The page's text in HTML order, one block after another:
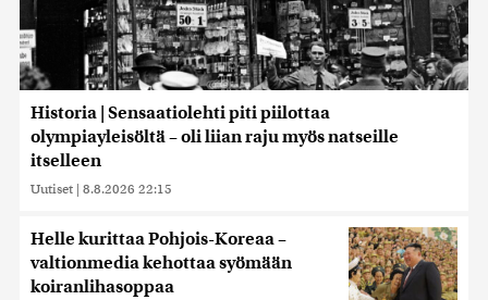
Historia | Sensaatiolehti piti piilottaa
olympiayleisöltä – oli liian raju myös natseille
itselleen
Uutiset | 8.8.2026 22:15
Helle kurittaa Pohjois-Koreaa –
valtionmedia kehottaa syömään
koiranlihasoppaa